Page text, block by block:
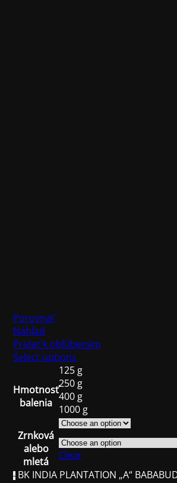
Porovnať
Náhľad
Pridať k obľúbeným
Select options
Hmotnosť
balenia
125 g
250 g
400 g
1000 g
Zrnková
alebo
mletá
Clear
BK INDIA PLANTATION „A“